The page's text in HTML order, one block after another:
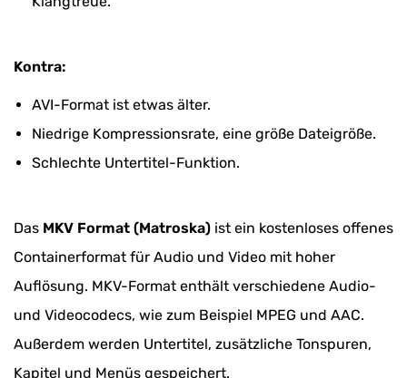
Kontra:
AVI-Format ist etwas älter.
Niedrige Kompressionsrate, eine größe Dateigröße.
Schlechte Untertitel-Funktion.
Das MKV Format (Matroska) ist ein kostenloses offenes
Containerformat für Audio und Video mit hoher
Auflösung. MKV-Format enthält verschiedene Audio-
und Videocodecs, wie zum Beispiel MPEG und AAC.
Außerdem werden Untertitel, zusätzliche Tonspuren,
Kapitel und Menüs gespeichert.